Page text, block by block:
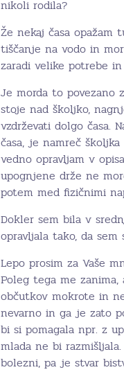
nikoli rodila?
Že nekaj časa opažam
tiščanje na vodo in
zaradi velike potrebe
Je morda to povezano
stoje nad školjko,
vzdrževati dolgo časa.
časa, je namreč
vedno opravljam v
upognjene drže ne
potem med fizičnimi
Dokler sem bila v
opravljala tako, da
Lepo prosim za Vaše
Poleg tega me
občutkov mokrote in
nevarno in ga je zato
bi si pomagala npr. z
mlada ne bi
bolezni, pa je stvar